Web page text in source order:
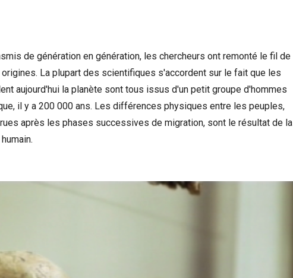
de génération en génération, les chercheurs ont remonté le fil de
La plupart des scientifiques s'accordent sur le fait que les
aujourd'hui la planète sont tous issus d'un petit groupe d'hommes
il y a 200 000 ans. Les différences physiques entre les peuples,
après les phases successives de migration, sont le résultat de la